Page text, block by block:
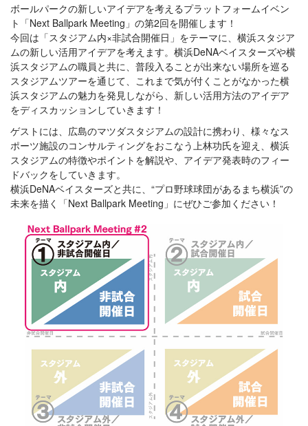
ボールパークの新しいアイデアを考えるプラットフォームイベン
ト「Next Ballpark Meeting」の第2回を開催します！
今回は「スタジアム内×非試合開催日」をテーマに、横浜スタジア
ムの新しい活用アイデアを考えます。横浜DeNAベイスターズや横
浜スタジアムの職員と共に、普段入ることが出来ない場所を巡る
スタジアムツアーを通じて、これまで気が付くことがなかった横
浜スタジアムの魅力を発見しながら、新しい活用方法のアイデア
をディスカッションしていきます！
ゲストには、広島のマツダスタジアムの設計に携わり、様々なス
ポーツ施設のコンサルティングをおこなう上林功氏を迎え、横浜
スタジアムの特徴やポイントを解説や、アイデア発表時のフィー
ドバックをしていきます。
横浜DeNAベイスターズと共に、“プロ野球球団があるまち横浜”の
未来を描く「Next Ballpark Meeting」にぜひご参加ください！